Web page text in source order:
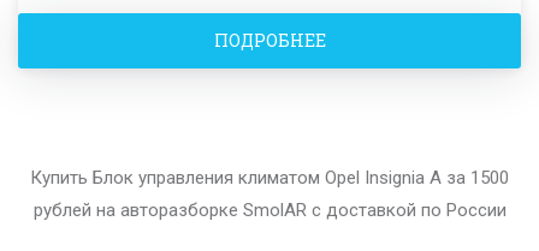
ПОДРОБНЕЕ
Купить Блок управления климатом Opel Insignia A за 1500
рублей на авторазборке SmolAR с доставкой по России